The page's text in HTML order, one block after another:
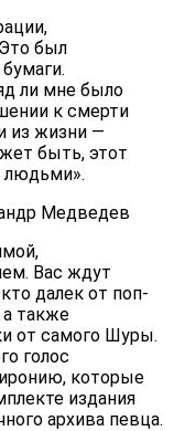
Это был
ли мне было
к смерти
из жизни —
быть, этот
людьми».
Медведев
Вас ждут
далек от поп-
а также
от самого Шуры.
голос
которые
издания
архива певца.